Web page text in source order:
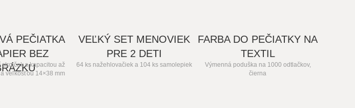
PEČIATKA
BEZ
s kapacitou až
veľkosťou 14×38 mm
VEĽKÝ SET MENOVIEK
PRE 2 DETI
64 ks nažehlovačiek a 104 ks samolepiek
FARBA DO PEČIATKY NA
TEXTIL
Výmenná poduška na 1000 odtlačkov,
čierna